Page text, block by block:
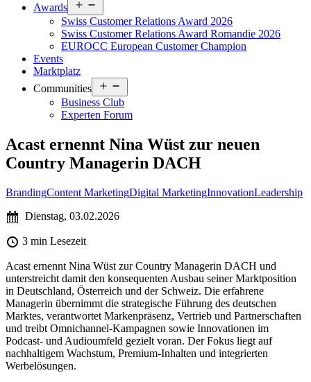
Awards
menu
Swiss Customer Relations Award 2026
Swiss Customer Relations Award Romandie 2026
EUROCC European Customer Champion
Events
Marktplatz
Communities
menu
Business Club
Experten Forum
Acast ernennt Nina Wüst zur neuen
Country Managerin DACH
BrandingContent MarketingDigital MarketingInnovationLeadership
Dienstag, 03.02.2026
3 min Lesezeit
Acast ernennt Nina Wüst zur Country Managerin DACH und
unterstreicht damit den konsequenten Ausbau seiner Marktposition
in Deutschland, Österreich und der Schweiz. Die erfahrene
Managerin übernimmt die strategische Führung des deutschen
Marktes, verantwortet Markenpräsenz, Vertrieb und Partnerschaften
und treibt Omnichannel-Kampagnen sowie Innovationen im
Podcast- und Audioumfeld gezielt voran. Der Fokus liegt auf
nachhaltigem Wachstum, Premium-Inhalten und integrierten
Werbelösungen.